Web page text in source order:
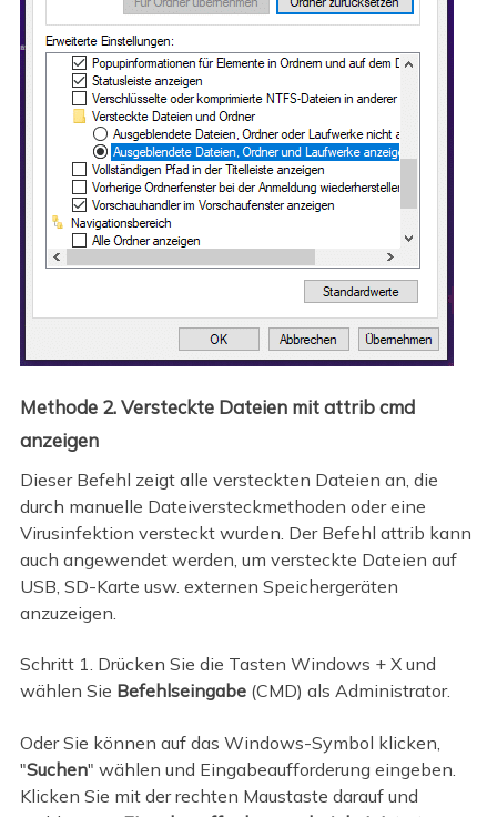
Methode 2. Versteckte Dateien mit attrib cmd
anzeigen
Dieser Befehl zeigt alle versteckten Dateien an, die
durch manuelle Dateiversteckmethoden oder eine
Virusinfektion versteckt wurden. Der Befehl attrib kann
auch angewendet werden, um versteckte Dateien auf
USB, SD-Karte usw. externen Speichergeräten
anzuzeigen.
Schritt 1. Drücken Sie die Tasten Windows + X und
wählen Sie Befehlseingabe (CMD) als Administrator.
Oder Sie können auf das Windows-Symbol klicken,
"Suchen" wählen und Eingabeaufforderung eingeben.
Klicken Sie mit der rechten Maustaste darauf und